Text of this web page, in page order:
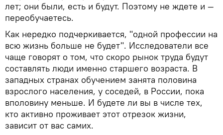
лет; они были, есть и будут. Поэтому не ждете и —
переобучаетесь.
Как нередко подчеркивается, "одной профессии на
всю жизнь больше не будет". Исследователи все
чаще говорят о том, что скоро рынок труда будут
составлять люди именно старшего возраста. В
западных странах обучением занята половина
взрослого населения, у соседей, в России, пока
вполовину меньше. И будете ли вы в числе тех,
кто активно проживает этот отрезок жизни,
зависит от вас самих.